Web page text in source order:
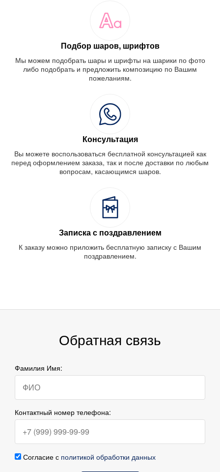
Подбор шаров, шрифтов
Мы можем подобрать шары и шрифты на шарики по фото
либо подобрать и предложить композицию по Вашим
пожеланиям.
Консультация
Вы можете воспользоваться бесплатной консультацией как
перед оформлением заказа, так и после доставки по любым
вопросам, касающимся шаров.
Записка с поздравлением
К заказу можно приложить бесплатную записку с Вашим
поздравлением.
Обратная связь
Фамилия Имя:
Контактный номер телефона:
Согласие с политикой обработки данных